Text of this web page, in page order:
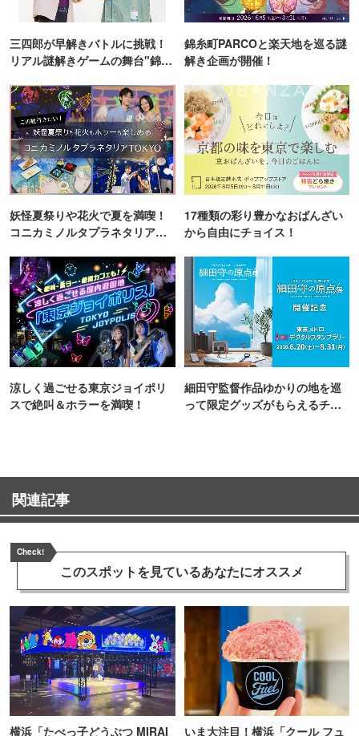
三四郎が早解きバトルに挑戦！
リアル謎解きゲームの舞台"錦糸
錦糸町PARCOと楽天地を巡る謎
解き企画が開催！
妖怪夏祭りや花火で夏を満喫！
コニカミノルタプラネタリア
17種類の彩り豊かなおばんざい
から自由にチョイス！
涼しく過ごせる東京ジョイポリ
スで絶叫＆ホラーを満喫！
細田守監督作品ゆかりの地を巡
って限定グッズがもらえるチャ
関連記事
Check!
このスポットを見ているあなたにオススメ
横浜「たべっ子どうぶつ MIRAI
いま大注目！横浜「クール フュ